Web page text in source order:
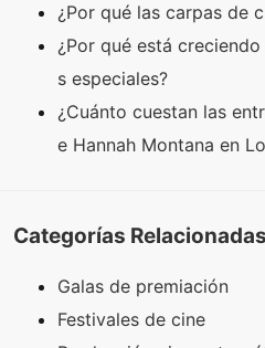
¿Por qué las carpas de
¿Por qué está
s especiales?
¿Cuánto cuestan las
e Hannah Montana en
Categorías Relacionadas
Galas de premiación
Festivales de cine